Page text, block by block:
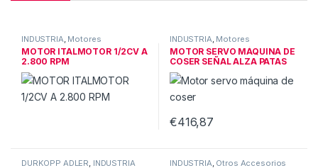
INDUSTRIA Motores
industriales
MOTOR ITALMOTOR 1/2CV A
2.800 RPM
INDUSTRIA Motores
industriales
MOTOR SERVO MÁQUINA DE
COSER SEÑAL ALZA PATAS
600W
€416,87
DÜRKOPP ADLER, INDUSTRIA INDUSTRIA, Otros Accesorios